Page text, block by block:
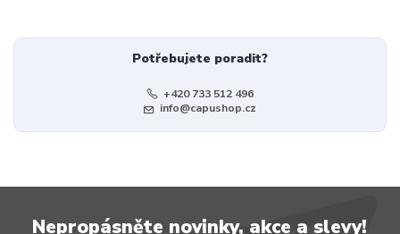
Potřebujete poradit?
+420 733 512 496
info@capushop.cz
Nepropásněte novinky, akce a slevy!